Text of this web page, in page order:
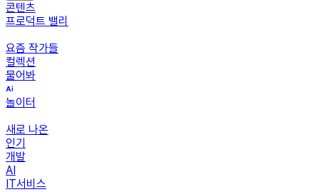
콘텐츠
프로덕트 밸리
요즘 작가들
컬렉션
물어봐
놀이터
새로 나온
인기
개발
AI
IT서비스